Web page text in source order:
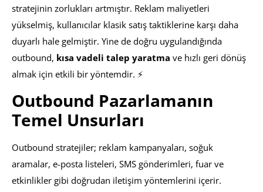
stratejinin zorlukları artmıştır. Reklam maliyetleri
yükselmiş, kullanıcılar klasik satış taktiklerine karşı daha
duyarlı hale gelmiştir. Yine de doğru uygulandığında
outbound, kısa vadeli talep yaratma ve hızlı geri dönüş
almak için etkili bir yöntemdir. ⚡
Outbound Pazarlamanın
Temel Unsurları
Outbound stratejiler; reklam kampanyaları, soğuk
aramalar, e-posta listeleri, SMS gönderimleri, fuar ve
etkinlikler gibi doğrudan iletişim yöntemlerini içerir.